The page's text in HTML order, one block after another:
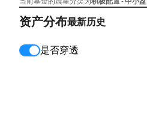
资产分布最新历史
是否穿透